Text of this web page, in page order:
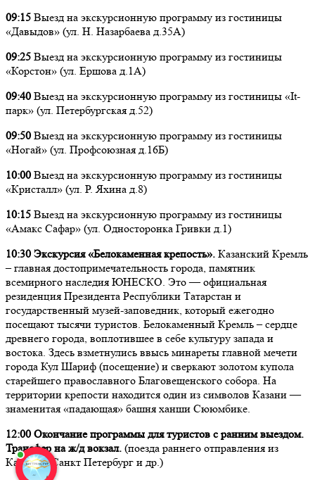
09:15 Выезд на экскурсионную программу из гостиницы
«Давыдов» (ул. Н. Назарбаева д.35А)
09:25 Выезд на экскурсионную программу из гостиницы
«Корстон» (ул. Ершова д.1А)
09:40 Выезд на экскурсионную программу из гостиницы «It-
парк» (ул. Петербургская д.52)
09:50 Выезд на экскурсионную программу из гостиницы
«Ногай» (ул. Профсоюзная д.16Б)
10:00 Выезд на экскурсионную программу из гостиницы
«Кристалл» (ул. Р. Яхина д.8)
10:15 Выезд на экскурсионную программу из гостиницы
«Амакс Сафар» (ул. Односторонка Гривки д.1)
10:30 Экскурсия «Белокаменная крепость». Казанский Кремль
– главная достопримечательность города, памятник
всемирного наследия ЮНЕСКО. Это — официальная
резиденция Президента Республики Татарстан и
государственный музей-заповедник, который ежегодно
посещают тысячи туристов. Белокаменный Кремль – сердце
древнего города, воплотившее в себе культуру запада и
востока. Здесь взметнулись ввысь минареты главной мечети
города Кул Шариф (посещение) и сверкают золотом купола
старейшего православного Благовещенского собора. На
территории крепости находится один из символов Казани —
знаменитая «падающая» башня ханши Сююмбике.
12:00 Окончание программы для туристов с ранним выездом.
Трансфер на ж/д вокзал. (поезда раннего отправления из
Казани – Санкт Петербург и др.)